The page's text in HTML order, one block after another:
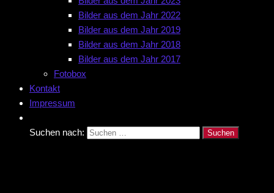
Bilder aus dem Jahr 2022
Bilder aus dem Jahr 2019
Bilder aus dem Jahr 2018
Bilder aus dem Jahr 2017
Fotobox
Kontakt
Impressum
Suchen nach: